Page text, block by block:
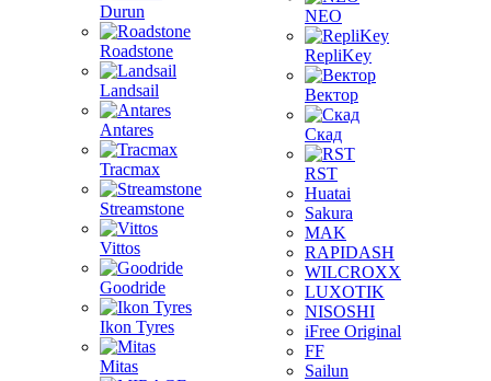
Durun
Roadstone
Landsail
Antares
Tracmax
Streamstone
Vittos
Goodride
Ikon Tyres
Mitas
NEO
RepliKey
Вектор
Скад
RST
Huatai
Sakura
MAK
RAPIDASH
WILCROXX
LUXOTIK
NISOSHI
iFree Original
FF
Sailun